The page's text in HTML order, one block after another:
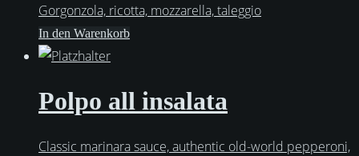
Gorgonzola, ricotta, mozzarella, taleggio
In den Warenkorb
Polpo all insalata
Classic marinara sauce, authentic old-world pepperoni,